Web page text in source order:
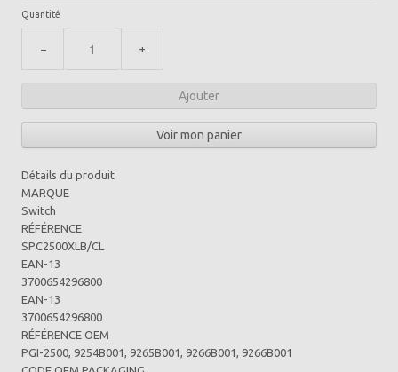
Quantité
− +
Ajouter
Voir mon panier
Détails du produit
MARQUE
Switch
RÉFÉRENCE
SPC2500XLB/CL
EAN-13
3700654296800
EAN-13
3700654296800
RÉFÉRENCE OEM
PGI-2500, 9254B001, 9265B001, 9266B001, 9266B001